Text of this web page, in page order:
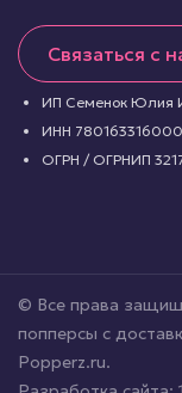
Связаться с
ИП Семенок Юлия
ИНН 780163316000
ОГРН / ОГРНИП
© Все права
попперсы с
Popperz.ru.